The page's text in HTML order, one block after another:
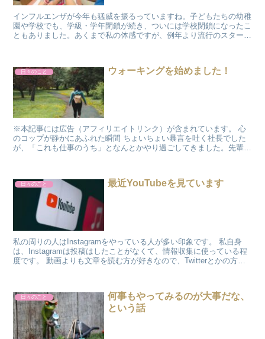
インフルエンザが今年も猛威を振るっていますね。子どもたちの幼稚
園や学校でも、学級・学年閉鎖が続き、ついには学校閉鎖になったこ
ともありました。あくまで私の体感ですが、例年より流行のスタート
日々のこと ウォーキングを始めました！
※本記事には広告（アフィリエイトリンク）が含まれています。 心
のコップが静かにあふれた瞬間 ちょいちょい暴言を吐く社長でした
が、「これも仕事のうち」となんとかやり過ごしてきました。先輩が
日々のこと 最近YouTubeを見ています
私の周りの人はInstagramをやっている人が多い印象です。 私自身
は、Instagramは投稿はしたことがなくて、情報収集に使っている程
度です。 動画よりも文章を読む方が好きなので、Twitterとかの方を
日々のこと
何事もやってみるのが大事だな、
という話